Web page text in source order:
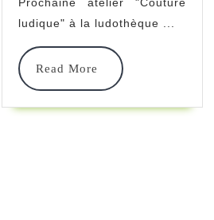
»
Ludique »
ludique" à la ludothèque ...
Read More
Read
More